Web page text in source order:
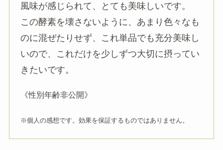
風味が感じられて、とても美味しいです。
この酵素を壊さないように、あまり色々なも
のに混ぜたりせず、これ単品でも充分美味し
いので、これだけを少しずつ大切に摂ってい
きたいです。
《性別年齢非公開》
※個人の感想です。効果を保証するものではありません。